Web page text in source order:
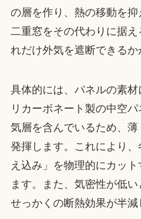
の層を作り、熱の移動を抑
二重窓をその代わりに据
れだけ外気を遮断できるか
具体的には、パネルの素
リカーボネート製の中空
気層を含んでいるため、
発揮します。これにより
え込み」を物理的にカッ
ます。また、気密性が低い
せっかくの断熱効果が半減